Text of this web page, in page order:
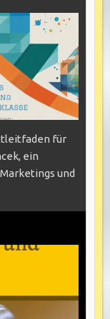
für
ein
und